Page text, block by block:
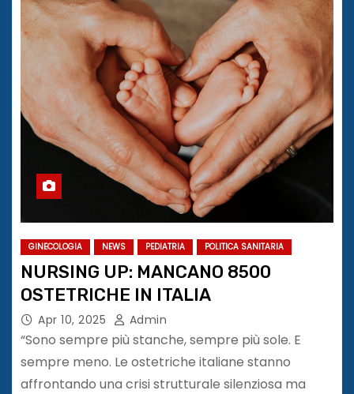
GINECOLOGIA NEWS PEDIATRIA POLITICA SANITARIA
NURSING UP: MANCANO 8500
OSTETRICHE IN ITALIA
Apr 10, 2025 Admin
“Sono sempre più stanche, sempre più sole. E
sempre meno. Le ostetriche italiane stanno
affrontando una crisi strutturale silenziosa ma